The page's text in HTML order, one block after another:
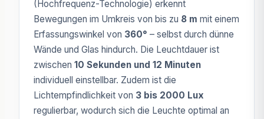
(Hochfrequenz-Technologie) erkennt
Bewegungen im Umkreis von bis zu 8 m mit einem
Erfassungswinkel von 360° – selbst durch dünne
Wände und Glas hindurch. Die Leuchtdauer ist
zwischen 10 Sekunden und 12 Minuten
individuell einstellbar. Zudem ist die
Lichtempfindlichkeit von 3 bis 2000 Lux
regulierbar, wodurch sich die Leuchte optimal an